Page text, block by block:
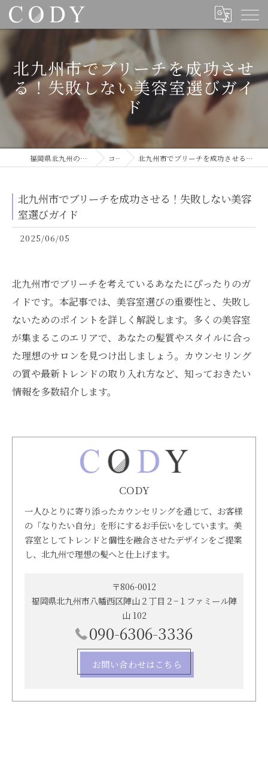
北九州市でブリーチを成功させ
る！失敗しない美容室選びガイ
ド
福岡県北九州の美容室ならCODY コラム 北九州市でブリーチを成功させる！失敗しない美容室選びガイド
北九州市でブリーチを成功させる！失敗しない美容
室選びガイド
2025/06/05
北九州市でブリーチを考えているあなたにぴったりのガ
イドです。本記事では、美容室選びの重要性と、失敗し
ないためのポイントを詳しく解説します。多くの美容室
が集まるこのエリアで、あなたの髪質やスタイルに合っ
た理想のサロンを見つけ出しましょう。カウンセリング
の質や最新トレンドの取り入れ方など、知っておきたい
情報を多数紹介します。
CODY
一人ひとりに寄り添ったカウンセリングを通じて、お客様
の「なりたい自分」を形にするお手伝いをしています。美
容室としてトレンドと個性を融合させたデザインをご提案
し、北九州で理想の髪へと仕上げます。
〒806-0012
福岡県北九州市八幡西区陣山２丁目２−１ファミール陣
山 102
090-6306-3336
お問い合わせはこちら